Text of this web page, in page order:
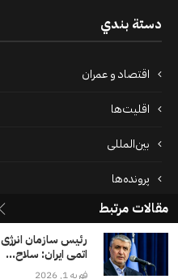
دستة بندي
اقتصاد و عمران
اقلیت‌ها
بین‌المللی
پرونده‌ها
جامعه
دسته بندی نشده
مقالات مرتبط
رئیس سازمان انرژی
اتمی ایران: سلاح...
فوریه 1, 2026